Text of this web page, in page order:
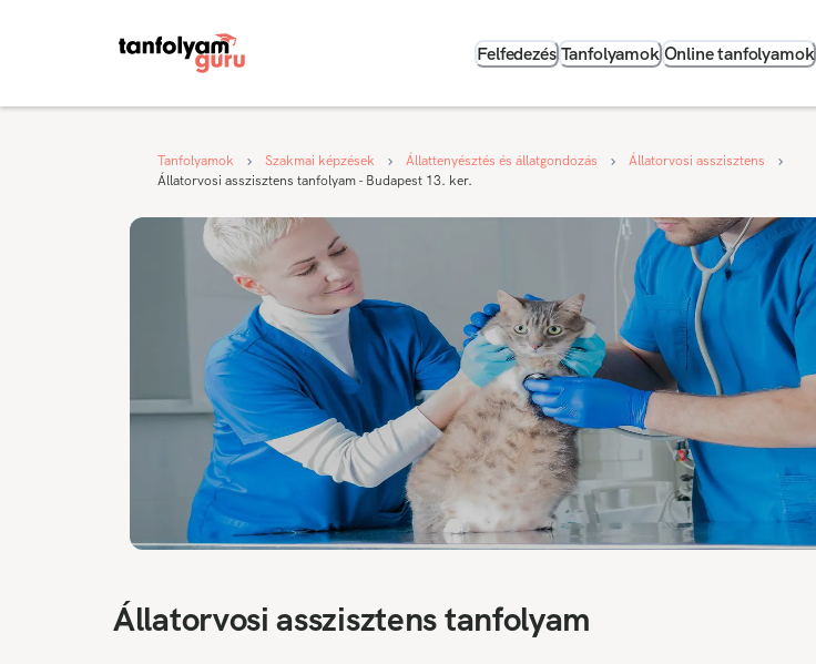
Felfedezés Tanfolyamok Online tanfolyamok
Tanfolyamok Szakmai képzések Állattenyésztés és állatgondozás
Állatorvosi asszisztens
Állatorvosi asszisztens tanfolyam - Budapest 13. ker.
Állatorvosi asszisztens tanfolyam